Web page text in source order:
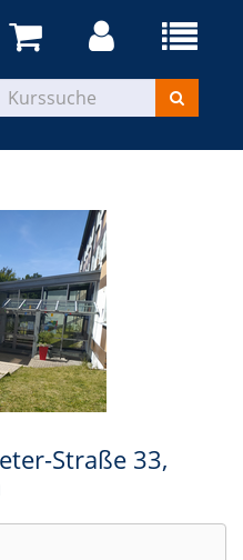
Straße 33,